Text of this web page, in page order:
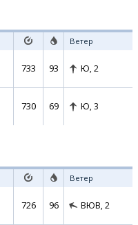
Ветер
733 93 Ю, 2
730 69 Ю, 3
Ветер
726 96 ВЮВ, 2